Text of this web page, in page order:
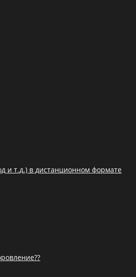
и т.д.) в дистанционном формате